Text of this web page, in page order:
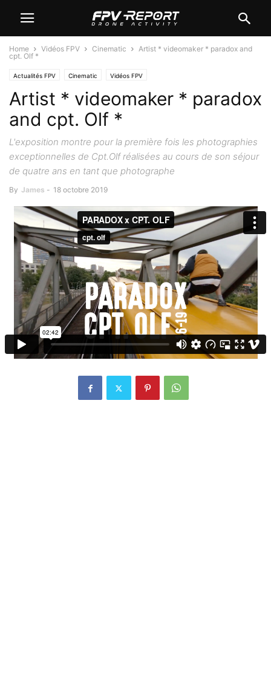
Home Vidéos FPV Cinematic
Artist * videomaker * paradox and
cpt. Olf *
Actualités FPV Cinematic Vidéos FPV
Artist * videomaker * paradox
and cpt. Olf *
L'exposition montre pour la première fois les photographies
exceptionnelles de Cpt.Olf réalisées au cours de son séjour
de quatre ans en tant que photographe
By James - 18 octobre 2019